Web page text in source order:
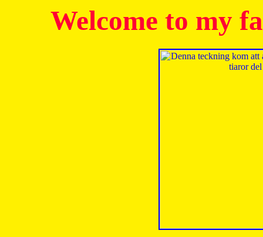
Welcome to my